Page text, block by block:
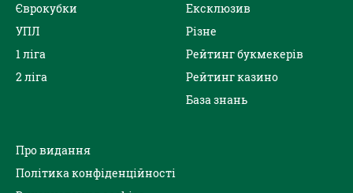
Єврокубки
УПЛ
1 ліга
2 ліга
Ексклюзив
Різне
Рейтинг букмекерів
Рейтинг казино
База знань
Про видання
Політика конфіденційності